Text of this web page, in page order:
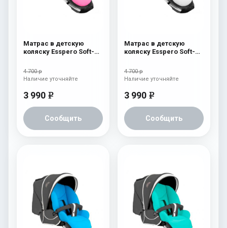
Матрас в детскую
коляску Esspero Soft-
4 700 р
3 990 e
Сообщить
Наличие уточняйте
Матрас в детскую
коляску Esspero Soft-
4 700 р
3 990 e
Сообщить
Наличие уточняйте